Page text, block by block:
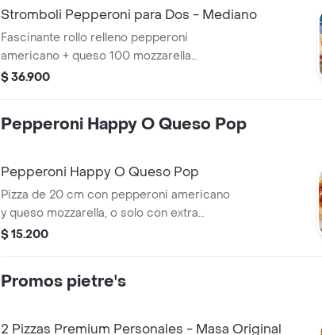
aceituna.
Stromboli Pepperoni para Dos - Mediano
Fascinante rollo relleno pepperoni
americano + queso 100 mozzarella
autentica + salsa napolitana pietres +
$ 36.900
Pepperoni Happy O Queso Pop
Pepperoni Happy O Queso Pop
Pizza de 20 cm con pepperoni americano
y queso mozzarella, o solo con extra
queso mozzarella.
$ 15.200
Promos pietre's
2 Pizzas Premium Personales - Masa Original